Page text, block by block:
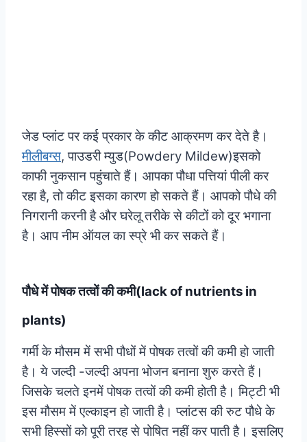
जेड प्लांट पर कई प्रकार के कीट आक्रमण कर देते है।
मीलीबग्स, पाउडरी म्युड(Powdery Mildew)इसको
काफी नुकसान पहुंचाते हैं। आपका पौधा पत्तियां पीली कर
रहा है, तो कीट इसका कारण हो सकते हैं। आपको पौधे की
निगरानी करनी है और घरेलू तरीके से कीटों को दूर भगाना
है। आप नीम ऑयल का स्प्रे भी कर सकते हैं।
पौधे में पोषक तत्वों की कमी(lack of nutrients in
plants)
गर्मी के मौसम में सभी पौधों में पोषक तत्वों की कमी हो जाती
है। ये जल्दी -जल्दी अपना भोजन बनाना शुरु करते हैं।
जिसके चलते इनमें पोषक तत्वों की कमी होती है। मिट्टी भी
इस मौसम में एल्काइन हो जाती है। प्लांटस की रुट पौधे के
सभी हिस्सों को पूरी तरह से पोषित नहीं कर पाती है। इसलिए